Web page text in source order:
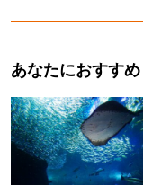
あなたにおすすめ